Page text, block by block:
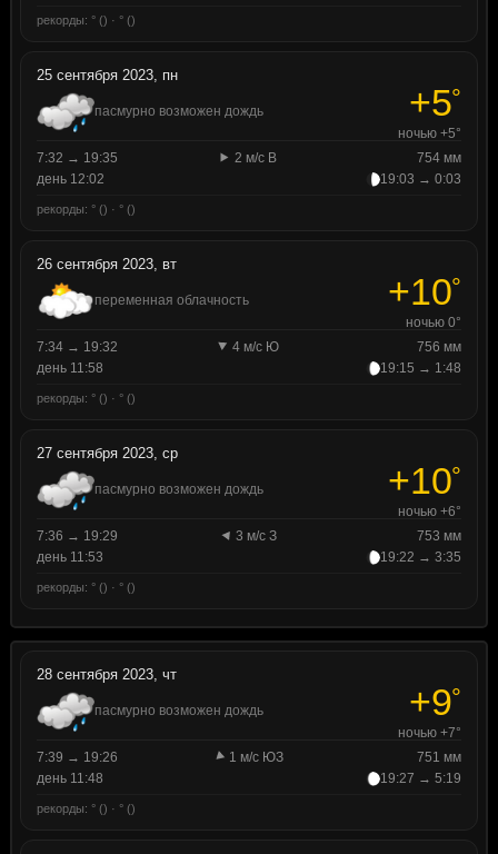
рекорды: ° () · ° ()
25 сентября 2023, пн
пасмурно возможен дождь +5°
ночью +5°
7:32 → 19:35
2 м/с В
754 мм
день 12:02
19:03 → 0:03
рекорды: ° () · ° ()
26 сентября 2023, вт
переменная облачность +10°
ночью 0°
7:34 → 19:32
4 м/с Ю
756 мм
день 11:58
19:15 → 1:48
рекорды: ° () · ° ()
27 сентября 2023, ср
пасмурно возможен дождь +10°
ночью +6°
7:36 → 19:29
3 м/с З
753 мм
день 11:53
19:22 → 3:35
рекорды: ° () · ° ()
28 сентября 2023, чт
пасмурно возможен дождь +9°
ночью +7°
7:39 → 19:26
1 м/с ЮЗ
751 мм
день 11:48
19:27 → 5:19
рекорды: ° () · ° ()